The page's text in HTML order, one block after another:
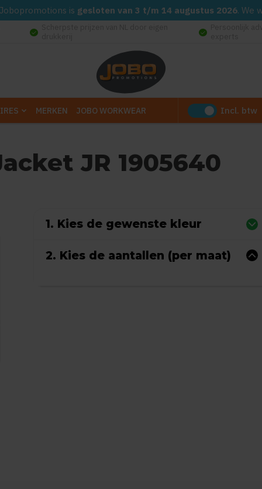
is gesloten van 3 t/m 14 augustus 2026. We
check_circle check_circle
MERKEN JOBO WORKWEAR Incl. btw
JR 1905640
1. Kies de gewenste kleur
2. Kies de aantallen (per maat)